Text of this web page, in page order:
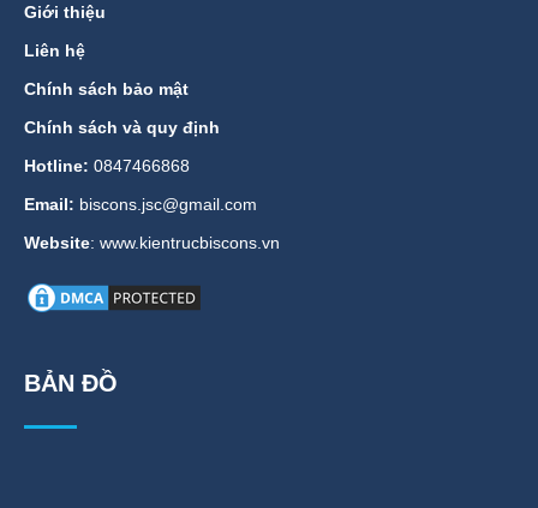
Giới thiệu
Liên hệ
Chính sách bảo mật
Chính sách và quy định
Hotline: 0847466868
Email: biscons.jsc@gmail.com
Website: www.kientrucbiscons.vn
BẢN ĐỒ